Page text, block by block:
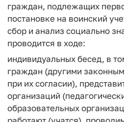
граждан, подлежащих
постановке на воинский
сбор и анализ социально
проводится в ходе:
индивидуальных бесед, в
граждан (другими
при их согласии),
организаций
образовательных